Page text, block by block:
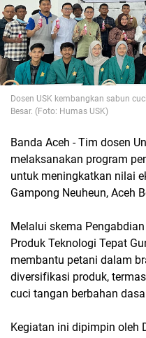
Dosen USK kembangkan sabun
Besar. (Foto: Humas USK)
Banda Aceh - Tim dosen
melaksanakan program
untuk meningkatkan nilai
Gampong Neuheun, Aceh
Melalui skema
Produk Teknologi Tepat
membantu petani dalam
diversifikasi produk,
cuci tangan berbahan
Kegiatan ini dipimpin oleh